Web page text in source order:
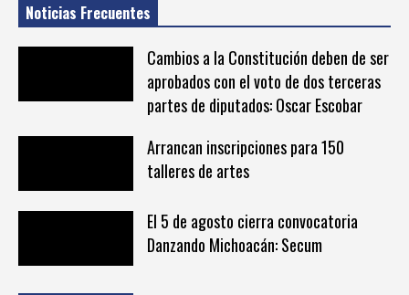
Noticias Frecuentes
Cambios a la Constitución deben de ser
aprobados con el voto de dos terceras
partes de diputados: Oscar Escobar
Arrancan inscripciones para 150
talleres de artes
El 5 de agosto cierra convocatoria
Danzando Michoacán: Secum